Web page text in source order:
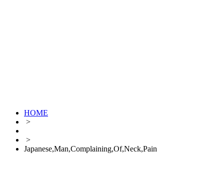
HOME
>
>
Japanese,Man,Complaining,Of,Neck,Pain